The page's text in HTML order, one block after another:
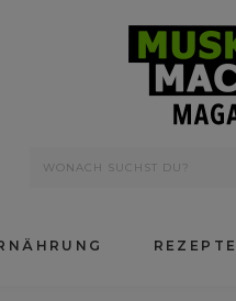
REZEPTE